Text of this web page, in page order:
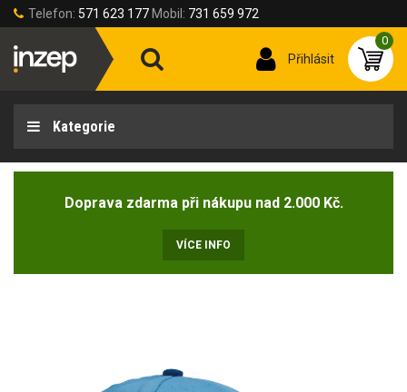
Telefon: 571 623 177 Mobil: 731 659 972
Přihlásit
0
Kategorie
Doprava zdarma při nákupu nad 2.000 Kč.
VÍCE INFO